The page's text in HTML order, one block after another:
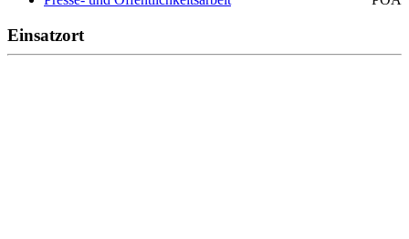
Einsatzort